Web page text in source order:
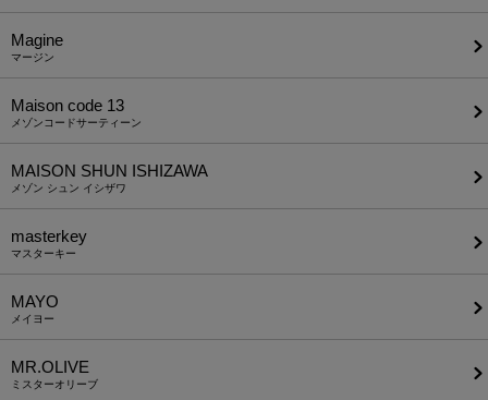
Magine
マージン
Maison code 13
メゾンコードサーティーン
MAISON SHUN ISHIZAWA
メゾン シュン イシザワ
masterkey
マスターキー
MAYO
メイヨー
MR.OLIVE
ミスターオリーブ